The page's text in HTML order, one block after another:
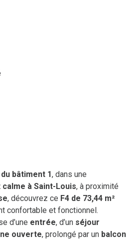
bâtiment 1, dans une
à Saint-Louis, à proximité
, découvrez ce F4 de 73,44 m²
confortable et fonctionnel.
d’une entrée, d’un séjour
ouverte, prolongé par un balcon